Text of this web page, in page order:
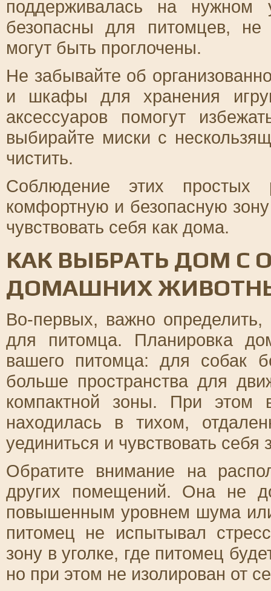
поддерживалась на нужном
безопасны для питомцев,
могут быть проглочены.
Не забывайте об
и шкафы для хранения
аксессуаров помогут
выбирайте миски с
чистить.
Соблюдение этих простых
комфортную и безопасную
чувствовать себя как дома.
КАК ВЫБРАТЬ ДОМ С
ДОМАШНИХ
Во-первых, важно
для питомца. Планировка
вашего питомца: для собак
больше пространства для
компактной зоны. При этом
находилась в тихом,
уединиться и чувствовать
Обратите внимание на
других помещений. Она не
повышенным уровнем шума
питомец не испытывал
зону в уголке, где питомец
но при этом не изолирован от